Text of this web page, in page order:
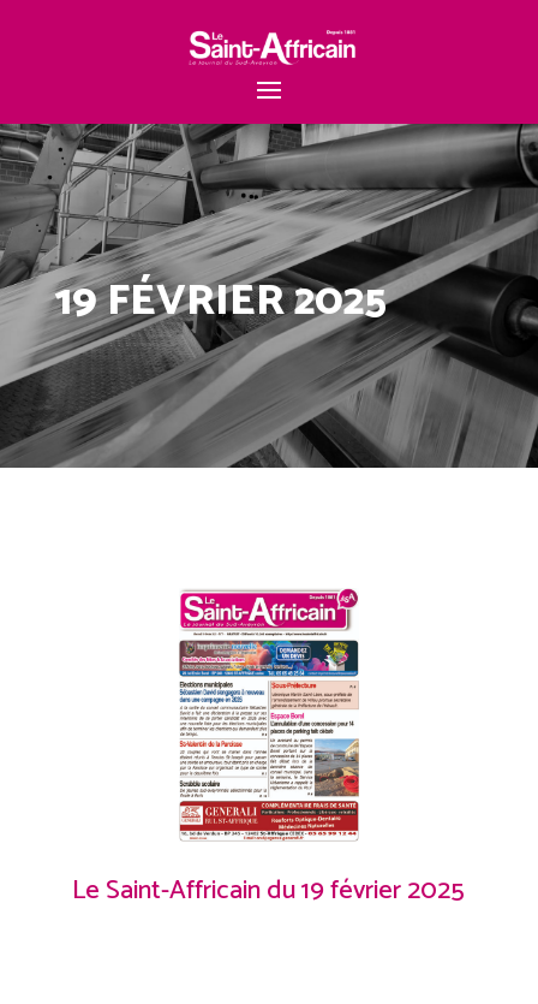
19 FÉVRIER 2025
Le Saint-Affricain du 19 février 2025